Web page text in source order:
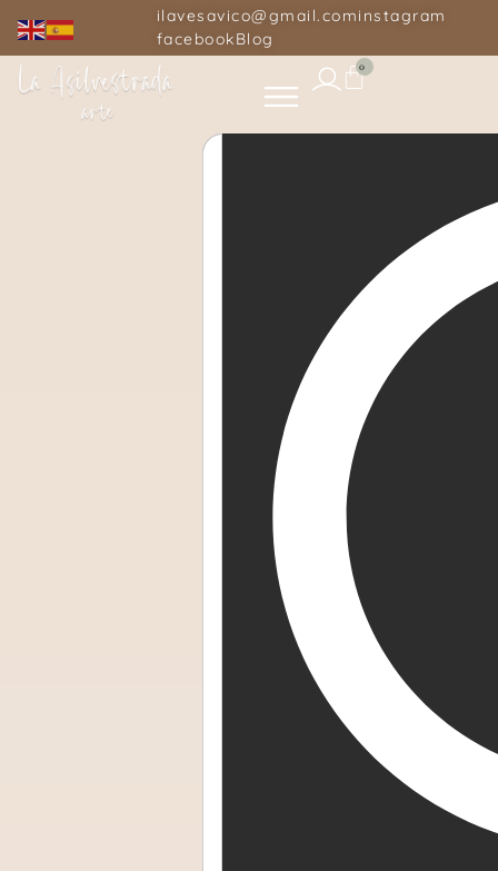
ilavesavico@gmail.cominstagram
facebookBlog
0